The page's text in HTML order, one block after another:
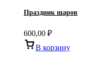
Праздник шаров
600,00 ₽
В корзину